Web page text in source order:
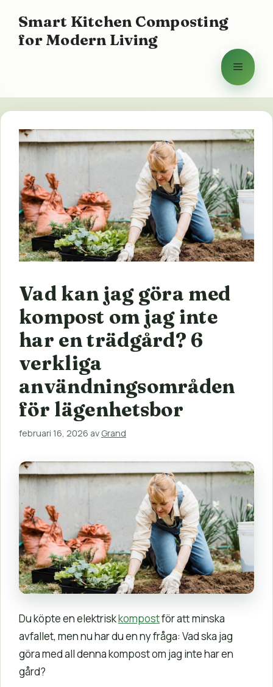
innehåll
Smart Kitchen Composting
for Modern Living
Meny
Vad kan jag göra med
kompost om jag inte
har en trädgård? 6
verkliga
användningsområden
för lägenhetsbor
februari 16, 2026 av Grand
Du köpte en elektriskkompostför att minska
avfallet, men nu har du en ny fråga: Vad ska jag
göra med all denna kompost om jag inte har en
gård?